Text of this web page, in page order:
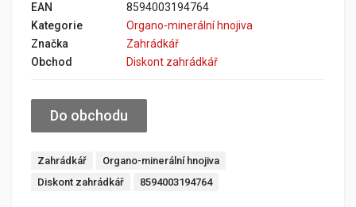
EAN
8594003194764
Kategorie
Organo-minerální hnojiva
Značka
Zahrádkář
Obchod
Diskont zahrádkář
Do obchodu
Zahrádkář
Organo-minerální hnojiva
Diskont zahrádkář
8594003194764